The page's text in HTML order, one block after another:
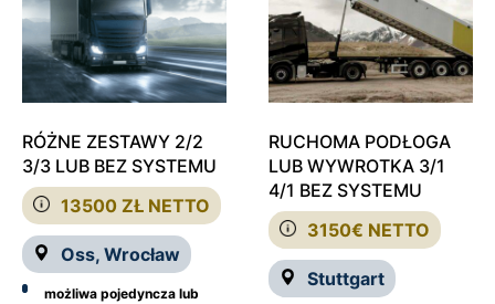
13500 ZŁ NETTO
Oss, Wrocław
RÓŻNE ZESTAWY 2/2
3/3 LUB BEZ SYSTEMU
możliwa pojedyncza lub
3150€ NETTO
Stuttgart
RUCHOMA PODŁOGA
LUB WYWROTKA 3/1
4/1 BEZ SYSTEMU